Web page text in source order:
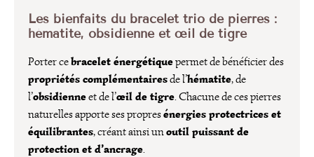
Les bienfaits du bracelet trio de pierres :
hématite, obsidienne et œil de tigre
Porter cebracelet énergétiquepermet de bénéficier des
propriétés complémentairesde l’hématite, de
l’obsidienneet de l’œil de tigre. Chacune de ces pierres
naturelles apporte ses propresénergies protectrices et
équilibrantes, créant ainsi unoutil puissant de
protection et d’ancrage.